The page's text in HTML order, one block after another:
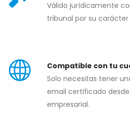
Válido jurídicamente
tribunal por su
Compatible con tu
Solo necesitas tener
email certificado
empresarial.